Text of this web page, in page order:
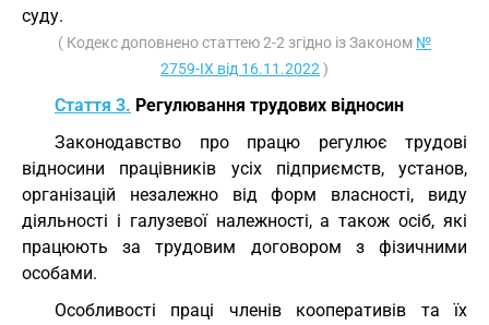
суду.
( Кодекс доповнено статтею 2-2 згідно із Законом №
2759-IX від 16.11.2022 )
Стаття 3. Регулювання трудових відносин
Законодавство про працю регулює трудові
відносини працівників усіх підприємств, установ,
організацій незалежно від форм власності, виду
діяльності і галузевої належності, а також осіб, які
працюють за трудовим договором з фізичними
особами.
Особливості праці членів кооперативів та їх